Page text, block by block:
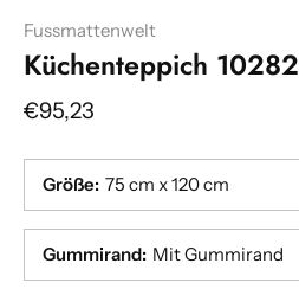
Fussmattenwelt
Küchenteppich 10282
€95,23
Größe: 75 cm x 120 cm
Gummirand: Mit Gummirand